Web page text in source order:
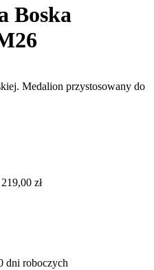
Boska
Medalion przystosowany do
219,00 zł
dni roboczych